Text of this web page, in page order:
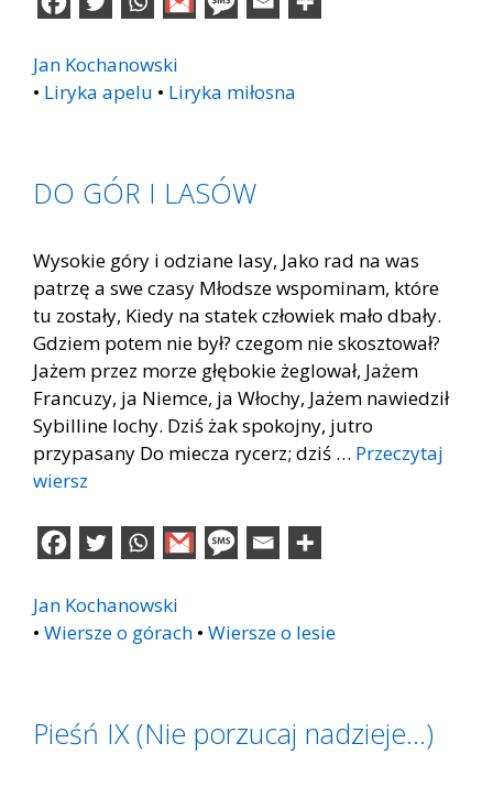
Jan Kochanowski
• Liryka apelu • Liryka miłosna
DO GÓR I LASÓW
Wysokie góry i odziane lasy, Jako rad na was
patrzę a swe czasy Młodsze wspominam, które
tu zostały, Kiedy na statek człowiek mało dbały.
Gdziem potem nie był? czegom nie skosztował?
Jażem przez morze głębokie żeglował, Jażem
Francuzy, ja Niemce, ja Włochy, Jażem nawiedził
Sybilline lochy. Dziś żak spokojny, jutro
przypasany Do miecza rycerz; dziś … Przeczytaj
wiersz
Jan Kochanowski
• Wiersze o górach • Wiersze o lesie
Pieśń IX (Nie porzucaj nadzieje…)